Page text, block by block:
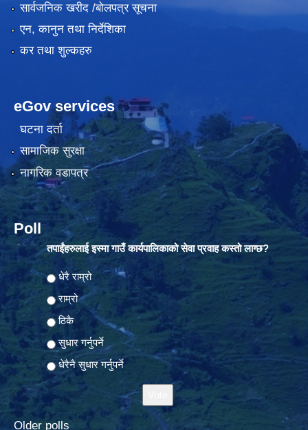
सार्वजनिक खरीद /बोलपत्र सूचना
एन, कानुन तथा निर्देशिका
कर तथा शुल्कहरु
eGov services
घटना दर्ता
सामाजिक सुरक्षा
नागरिक वडापत्र
Poll
तपाईंहरुलाई इस्मा गाउँ कार्यपालिकाको सेवा प्रवाह कस्तो लाग्छ?
Choices
धेरै राम्रो
राम्रो
ठिकै
सुधार गर्नुपर्ने
धेरैनै सुधार गर्नुपर्ने
Older polls